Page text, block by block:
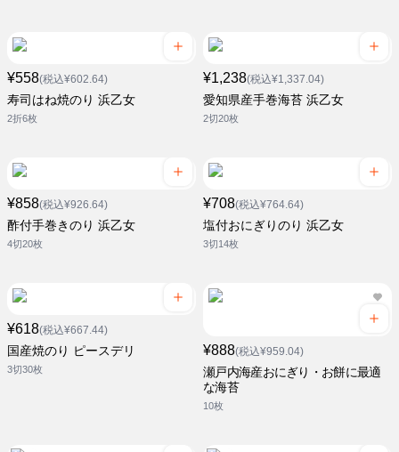
¥558(税込¥602.64)
寿司はね焼のり 浜乙女
2折6枚
¥1,238(税込¥1,337.04)
愛知県産手巻海苔 浜乙女
2切20枚
¥858(税込¥926.64)
酢付手巻きのり 浜乙女
4切20枚
¥708(税込¥764.64)
塩付おにぎりのり 浜乙女
3切14枚
¥618(税込¥667.44)
国産焼のり ピースデリ
3切30枚
¥888(税込¥959.04)
瀬戸内海産おにぎり・お餅に最適
な海苔
10枚